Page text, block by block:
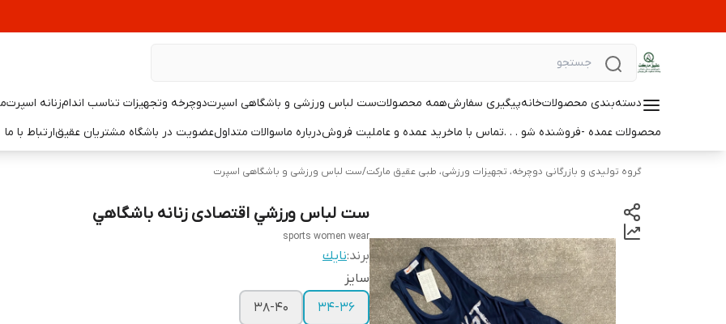
دسته‌بندی محصولاتخانهپیگیری سفارشهمه محصولاتست لباس ورزشی و باشگاهی اسپرتدوچرخه وتجهیزات تناسب اندامزنانه اسپرت
محصولات عمده -فروشنده شو . . .تماس با ماخرید عمده و عاملیت فروشدرباره ماسوالات متداولعضویت در باشگاه مشتریان عقیقارتباط با ما
گروه تولیدی و بازرگانی دوچرخه، تجهیزات ورزشی، طبی عقیق مارکت/ست لباس ورزشی و باشگاهی اسپرت
ست لباس ورزشي اقتصادی زنانه باشگاهي
sports women wear
برند:نايك
سايز
34-36
38-40